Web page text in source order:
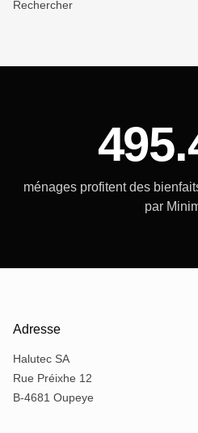
Rechercher
ménages profitent des
par
Adresse
Halutec SA
Rue Préixhe 12
B-4681 Oupeye